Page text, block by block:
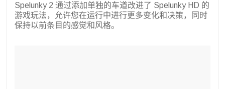
Spelunky 2 通过添加单独的车道改进了 Spelunky HD 的
游戏玩法，允许您在运行中进行更多变化和决策，同时
保持以前条目的感觉和风格。